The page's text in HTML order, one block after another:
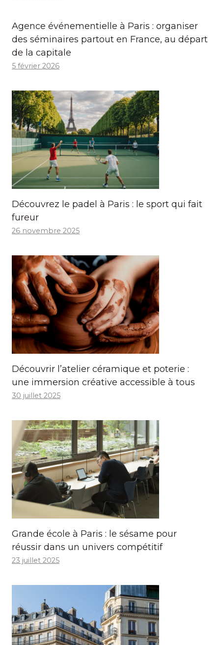
Agence événementielle à Paris : organiser
des séminaires partout en France, au départ
de la capitale
5 février 2026
Découvrez le padel à Paris : le sport qui fait
fureur
26 novembre 2025
Découvrir l’atelier céramique et poterie :
une immersion créative accessible à tous
30 juillet 2025
Grande école à Paris : le sésame pour
réussir dans un univers compétitif
23 juillet 2025